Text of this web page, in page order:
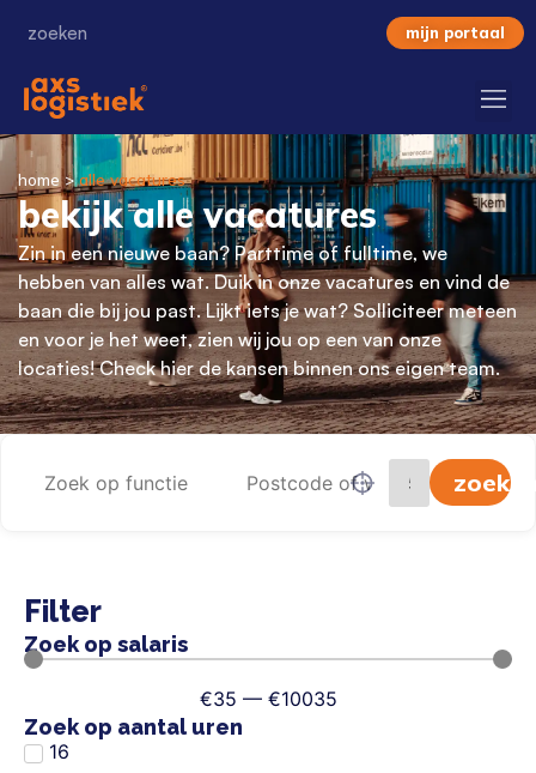
mijn portaal
home >alle vacatures
bekijk alle vacatures
Zin in een nieuwe baan? Parttime of fulltime, we
hebben van alles wat. Duik in onze vacatures en vind de
baan die bij jou past. Lijkt iets je wat? Solliciteer meteen
en voor je het weet, zien wij jou op een van onze
locaties! Check hier de kansen binnen ons eigen team.
Filter
Zoek op salaris
€35 — €10035
Zoek op aantal uren
16